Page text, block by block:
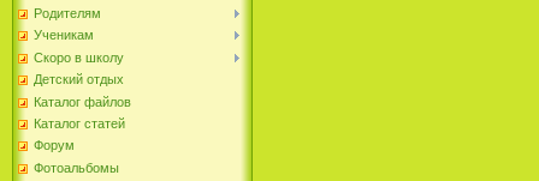
Родителям
Ученикам
Скоро в школу
Детский отдых
Каталог файлов
Каталог статей
Форум
Фотоальбомы